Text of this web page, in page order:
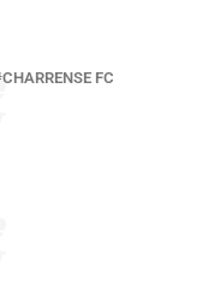
CHARRENSE FC